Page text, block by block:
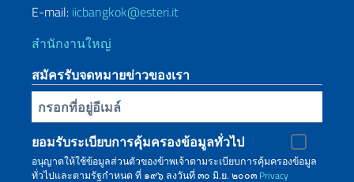
E-mail: iicbangkok@esteri.it
สำนักงานใหญ่
สมัครรับจดหมายข่าวของเรา
Inserisci la tua email
ยอมรับระเบียบการคุ้มครองข้อมูลทั่วไป
อนุญาตให้ใช้ข้อมูลส่วนตัวของข้าพเจ้าตามระเบียบการคุ้มครองข้อมูล
ทั่วไปและตามรัฐกำหนด ที่ ๑๙๖ ลงวันที่ ๓๐ มิ.ย. ๒๐๐๓ Privacy